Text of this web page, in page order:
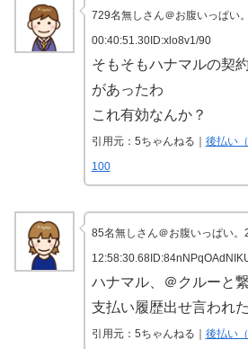
729名無しさん＠お腹いっぱい
00:40:51.30ID:xlo8v1/90
そもそもハナマルの契
があったわ
これ有効なんか？
引用元：5ちゃんねる｜ 後払い
100
85名無しさん＠お腹いっぱい
ハナマル、＠クルーと
支払い履歴出せ言われ
引用元：5ちゃんねる｜ 後払い